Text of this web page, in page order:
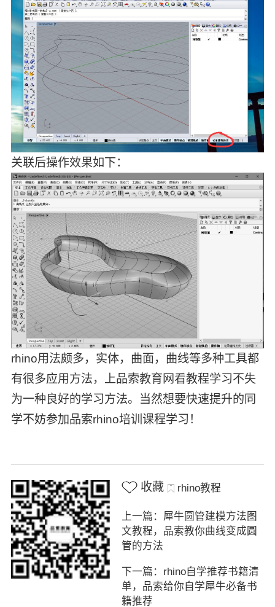
关联后操作效果如下：
rhino用法颇多，实体，曲面，曲线等多种工具都
有很多应用方法，上品索教育网看教程学习不失
为一种良好的学习方法。当然想要快速提升的同
学不妨参加品索rhino培训课程学习！
收藏 rhino教程
上一篇：犀牛圆管建模方法图
文教程，品索教你曲线变成圆
管的方法
下一篇：rhino自学推荐书籍清
单，品索给你自学犀牛必备书
籍推荐